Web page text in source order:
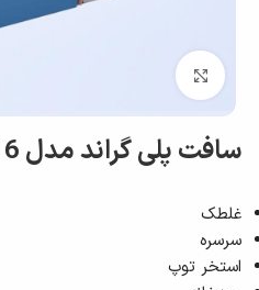
بزرگ نمایی
سافت پلی گراند مدل 16
غلطک
سرسره
استخر توپ